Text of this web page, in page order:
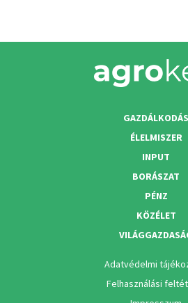
GAZDÁLKODÁS
ÉLELMISZER
INPUT
BORÁSZAT
PÉNZ
KÖZÉLET
Adatvédelmi
Felhasználási